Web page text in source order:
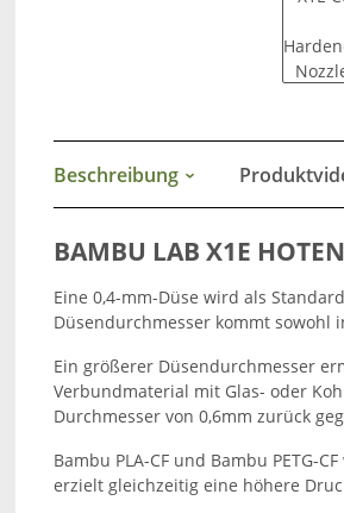
Beschreibung
BAMBU LAB X1E
Eine 0,4-mm-Düse wird als
Düsendurchmesser kommt sowohl
Ein größerer Düsendurchmesser
Verbundmaterial mit Glas- oder
Durchmesser von 0,6mm zurück
Bambu PLA-CF und Bambu PETG-CF
erzielt gleichzeitig eine höhere